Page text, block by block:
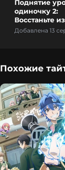
Поднятие
одиночку 2:
Восстаньте
Добавлена 13
Похожие